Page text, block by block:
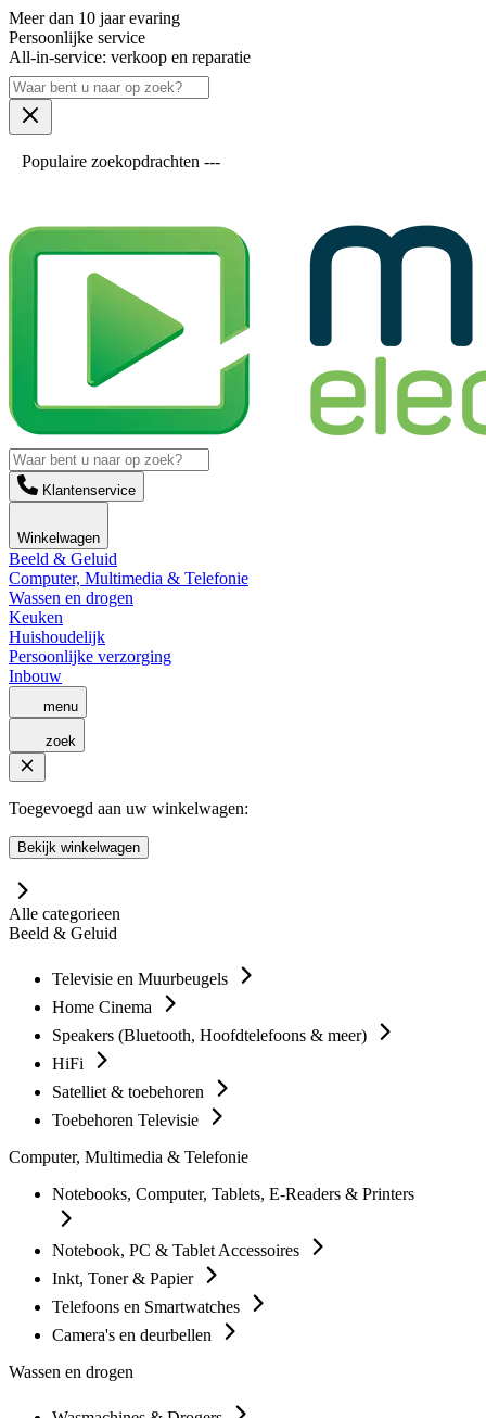
Meer dan 10 jaar evaring
Persoonlijke service
All-in-service: verkoop en reparatie
Populaire zoekopdrachten ---
Klantenservice
Winkelwagen
Beeld & Geluid
Computer, Multimedia & Telefonie
Wassen en drogen
Keuken
Huishoudelijk
Persoonlijke verzorging
Inbouw
menu
zoek
Toegevoegd aan uw winkelwagen:
Bekijk winkelwagen
Alle categorieen
Beeld & Geluid
Televisie en Muurbeugels
Home Cinema
Speakers (Bluetooth, Hoofdtelefoons & meer)
HiFi
Satelliet & toebehoren
Toebehoren Televisie
Computer, Multimedia & Telefonie
Notebooks, Computer, Tablets, E-Readers & Printers
Notebook, PC & Tablet Accessoires
Inkt, Toner & Papier
Telefoons en Smartwatches
Camera's en deurbellen
Wassen en drogen